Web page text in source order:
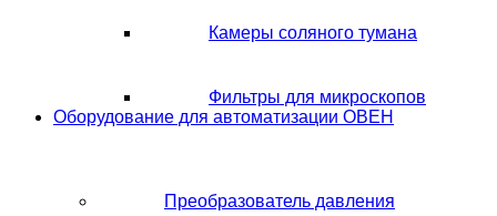
Камеры соляного тумана
Фильтры для микроскопов
Оборудование для автоматизации ОВЕН
Преобразователь давления